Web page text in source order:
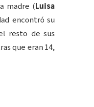
madre (Luisa
encontró su
resto de sus
que eran 14,